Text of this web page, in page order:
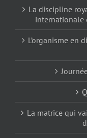
La discipline
internationale
L’organisme en
La matrice qui